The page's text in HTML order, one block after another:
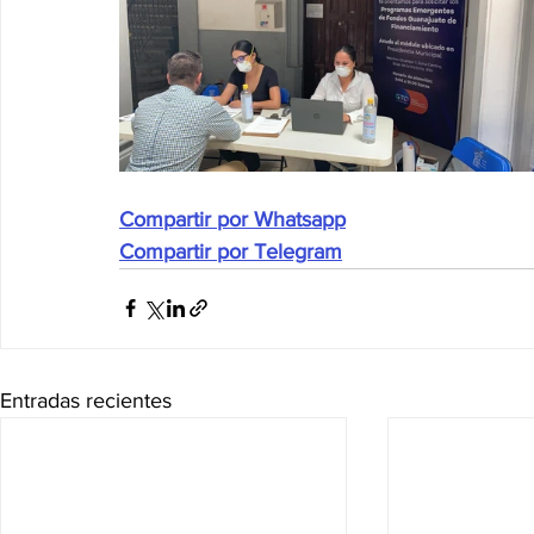
Compartir por Whatsapp
Compartir por Telegram
Entradas recientes